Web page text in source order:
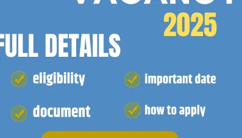
पर भर्ती, JSSC ने जारी किया विज्ञापन; 31 जुलाई...
के लिए झारखंड के रवि राज मुर्मू को मिला...
PO और मैनेजमेंट ट्रेनी के 6715 पदों पर भर्ती, स्नातक...